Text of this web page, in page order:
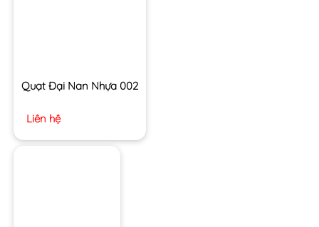
Quạt Đại Nan Nhựa 002
Liên hệ